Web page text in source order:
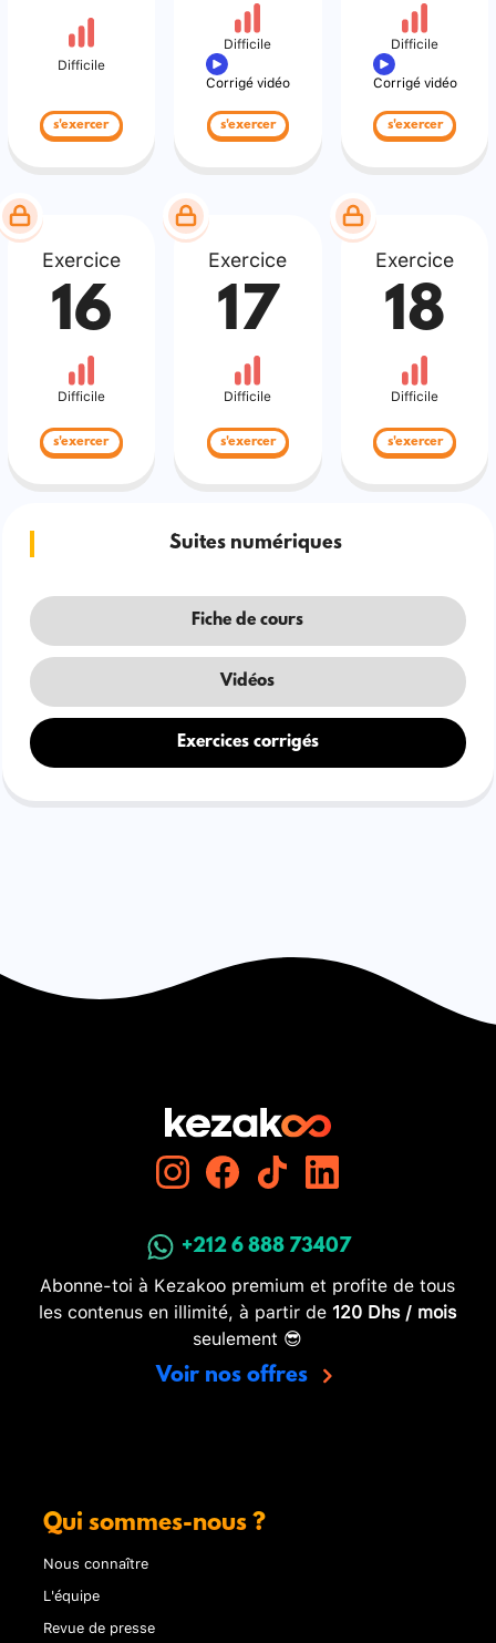
Difficile
s'exercer
Difficile
Corrigé vidéo
s'exercer
Difficile
Corrigé vidéo
s'exercer
Exercice
16
Difficile
s'exercer
Exercice
17
Difficile
s'exercer
Exercice
18
Difficile
s'exercer
Suites numériques
Fiche de cours
Vidéos
Exercices corrigés
+212 6 888 73407
Abonne-toi à Kezakoo premium et profite de tous
les contenus en illimité, à partir de 120 Dhs / mois
seulement 😎
Voir nos offres
Qui sommes-nous ?
Nous connaître
L'équipe
Revue de presse